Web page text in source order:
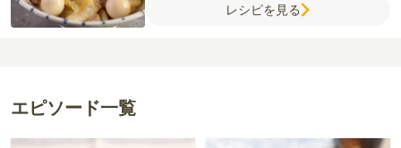
鶏がらスープの素
レシピを見る
エピソード一覧